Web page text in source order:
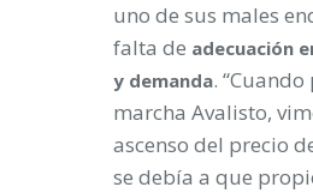
uno de sus males
falta de adecuación
y demanda.
marcha Avalisto,
ascenso del precio
se debía a que